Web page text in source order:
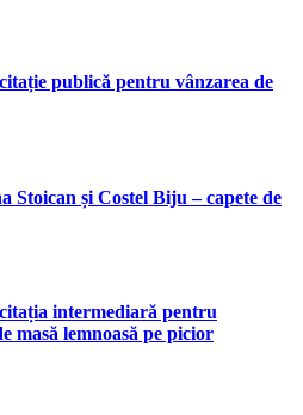
publică pentru vânzarea de
Stoican și Costel Biju – capete de
intermediară pentru
masă lemnoasă pe picior